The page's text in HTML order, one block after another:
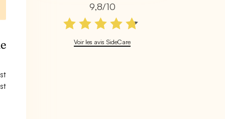
9,8/10
Voir les avis SideCare